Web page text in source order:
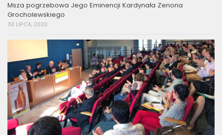
Msza pogrzebowa Jego Eminencji Kardynała Zenona
Grocholewskiego
30 LIPCA, 2020